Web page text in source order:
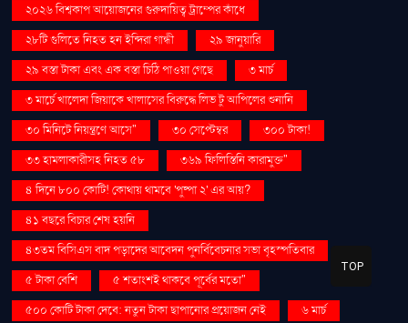
২০২৬ বিশ্বকাপ আয়োজনের গুরুদায়িত্ব ট্রাম্পের কাঁধে
২৮টি গুলিতে নিহত হন ইন্দিরা গান্ধী
২৯ জানুয়ারি
২৯ বস্তা টাকা এবং এক বস্তা চিঠি পাওয়া গেছে
৩ মার্চ
৩ মার্চে খালেদা জিয়াকে খালাসের বিরুদ্ধে লিভ টু আপিলের শুনানি
৩০ মিনিটে নিয়ন্ত্রণে আসে"
৩০ সেপ্টেম্বর
৩০০ টাকা!
৩৩ হামলাকারীসহ নিহত ৫৮
৩৬৯ ফিলিস্তিনি কারামুক্ত"
৪ দিনে ৮০০ কোটি! কোথায় থামবে 'পুষ্পা ২' এর আয়?
৪১ বছরে বিচার শেষ হয়নি
৪৩তম বিসিএস বাদ পড়াদের আবেদন পুনর্বিবেচনার সভা বৃহস্পতিবার
৫ টাকা বেশি
৫ শতাংশই থাকবে পূর্বের মতো"
৫০০ কোটি টাকা দেবে: নতুন টাকা ছাপানোর প্রয়োজন নেই
৬ মার্চ
TOP